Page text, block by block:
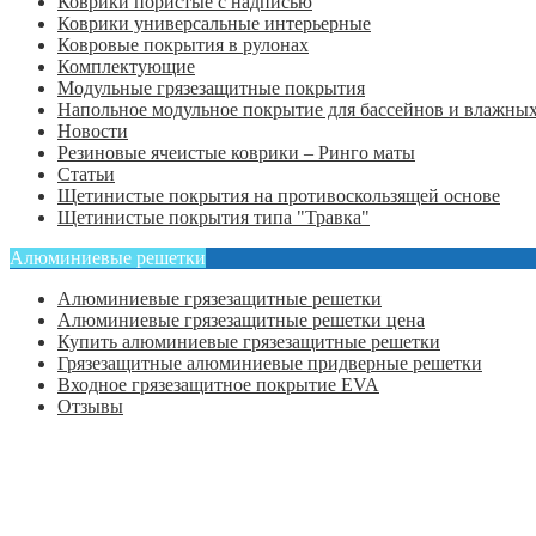
Коврики универсальные интерьерные
Ковровые покрытия в рулонах
Комплектующие
Модульные грязезащитные покрытия
Напольное модульное покрытие для бассейнов и
Новости
Резиновые ячеистые коврики – Ринго маты
Статьи
Щетинистые покрытия на противоскользящей основе
Щетинистые покрытия типа "Травка"
Алюминиевые решетки
Алюминиевые грязезащитные решетки
Алюминиевые грязезащитные решетки цена
Купить алюминиевые грязезащитные решетки
Грязезащитные алюминиевые придверные решетки
Входное грязезащитное покрытие EVA
Отзывы